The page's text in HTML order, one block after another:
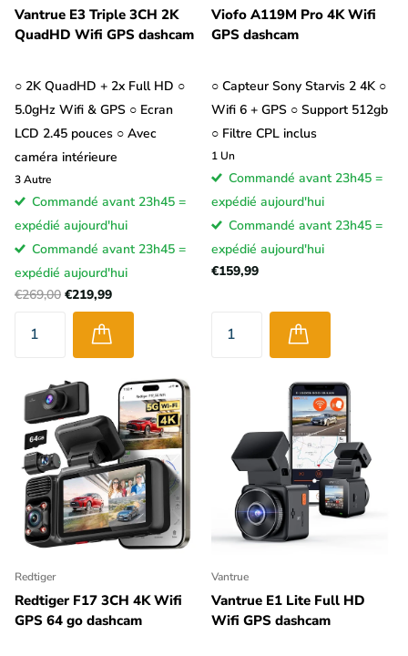
Vantrue E3 Triple 3CH 2K
QuadHD Wifi GPS dashcam
○ 2K QuadHD + 2x Full HD ○
5.0gHz Wifi & GPS ○ Ecran
LCD 2.45 pouces ○ Avec
caméra intérieure
3Autre
Commandé avant 23h45 =
expédié aujourd'hui
Commandé avant 23h45 =
expédié aujourd'hui
€269,00 €219,99
Viofo A119M Pro 4K Wifi
GPS dashcam
○ Capteur Sony Starvis 2 4K ○
Wifi 6 + GPS ○ Support 512gb
○ Filtre CPL inclus
1 Un
Commandé avant 23h45 =
expédié aujourd'hui
Commandé avant 23h45 =
expédié aujourd'hui
€159,99
Redtiger
Redtiger F17 3CH 4K Wifi
GPS 64 go dashcam
Vantrue
Vantrue E1 Lite Full HD
Wifi GPS dashcam